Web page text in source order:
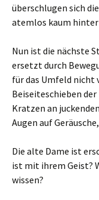
überschlugen sich
atemlos kaum
Nun ist die nächste
ersetzt durch
für das Umfeld nicht
Beiseiteschieben
Kratzen an
Augen auf
Die alte Dame ist
ist mit ihrem Geist?
wissen?